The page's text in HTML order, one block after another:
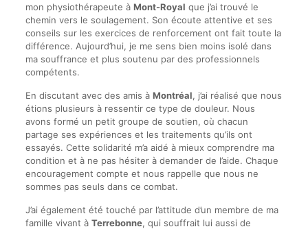
mon physiothérapeute à Mont-Royal que j’ai trouvé le
chemin vers le soulagement. Son écoute attentive et ses
conseils sur les exercices de renforcement ont fait toute la
différence. Aujourd’hui, je me sens bien moins isolé dans
ma souffrance et plus soutenu par des professionnels
compétents.
En discutant avec des amis à Montréal, j’ai réalisé que nous
étions plusieurs à ressentir ce type de douleur. Nous
avons formé un petit groupe de soutien, où chacun
partage ses expériences et les traitements qu’ils ont
essayés. Cette solidarité m’a aidé à mieux comprendre ma
condition et à ne pas hésiter à demander de l’aide. Chaque
encouragement compte et nous rappelle que nous ne
sommes pas seuls dans ce combat.
J’ai également été touché par l’attitude d’un membre de ma
famille vivant à Terrebonne, qui souffrait lui aussi de